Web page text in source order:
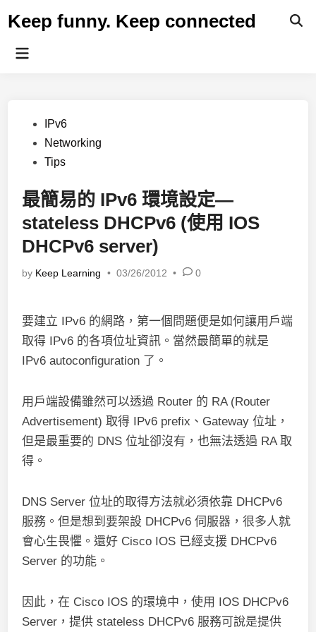
toKeep funny. Keep connected
Main
PostedIPv6
Networking
Tips
最簡易的 IPv6 環境設定—
stateless DHCPv6 (使用 IOS
DHCPv6 server)
by Keep Learning • 03/26/2012 • 0
要建立 IPv6 的網路，第一個問題便是如何讓用戶端
取得 IPv6 的各項位址資訊。當然最簡單的就是
IPv6 autoconfiguration 了。
用戶端設備雖然可以透過 Router 的 RA (Router
Advertisement) 取得 IPv6 prefix、Gateway 位址，
但是最重要的 DNS 位址卻沒有，也無法透過 RA 取
得。
DNS Server 位址的取得方法就必須依靠 DHCPv6
服務。但是想到要架設 DHCPv6 伺服器，很多人就
會心生畏懼。還好 Cisco IOS 已經支援 DHCPv6
Server 的功能。
因此，在 Cisco IOS 的環境中，使用 IOS DHCPv6
Server，提供 stateless DHCPv6 服務可說是提供